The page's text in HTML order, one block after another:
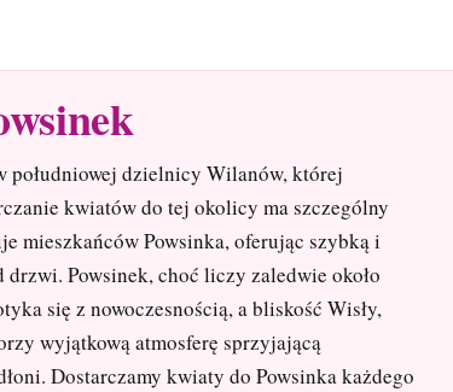
południowej dzielnicy Wilanów, której
kwiatów do tej okolicy ma szczególny
mieszkańców Powsinka, oferując szybką i
Powsinek, choć liczy zaledwie około
się z nowoczesnością, a bliskość Wisły,
wyjątkową atmosferę sprzyjającą
Dostarczamy kwiaty do Powsinka każdego